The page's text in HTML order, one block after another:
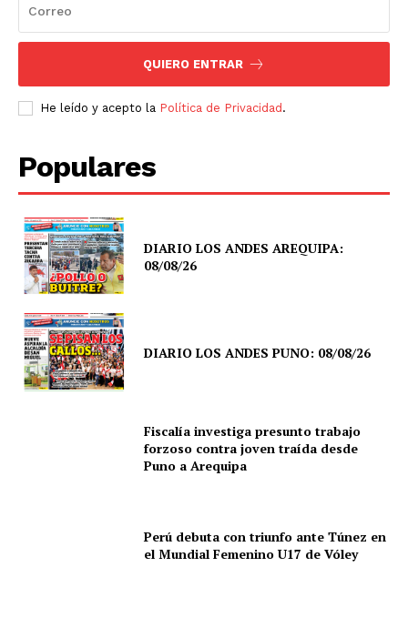
QUIERO ENTRAR
He leído y acepto la Política de Privacidad.
Populares
DIARIO LOS ANDES AREQUIPA:
08/08/26
DIARIO LOS ANDES PUNO: 08/08/26
Fiscalía investiga presunto trabajo
forzoso contra joven traída desde
Puno a Arequipa
Perú debuta con triunfo ante Túnez en
el Mundial Femenino U17 de Vóley